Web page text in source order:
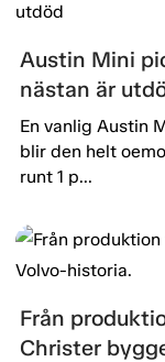
Austin Mini
nästan är
En vanlig Austin
blir den helt
runt 1 p...
Från
Christer